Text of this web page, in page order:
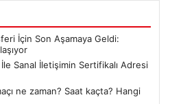
İçin Son Aşamaya Geldi:
Sanal İletişimin Sertifikalı Adresi
ne zaman? Saat kaçta? Hangi